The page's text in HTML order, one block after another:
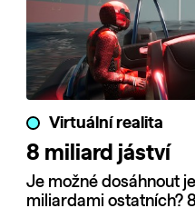
Virtuální realita
8 miliard jáství
Je možné dosáhnout
miliardami ostatních?